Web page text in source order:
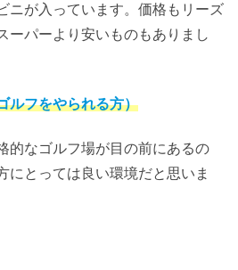
ニが入っています。価格もリーズ
ーパーより安いものもありまし
ルフをやられる方）
的なゴルフ場が目の前にあるの
にとっては良い環境だと思いま